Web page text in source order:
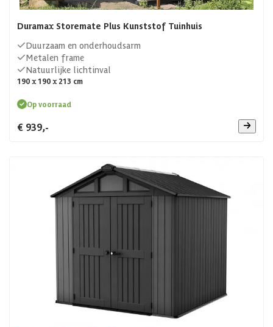
Duramax Storemate Plus Kunststof Tuinhuis
Duurzaam en onderhoudsarm
Metalen frame
Natuurlijke lichtinval
190 x 190 x 213 cm
Op voorraad
€ 939,-